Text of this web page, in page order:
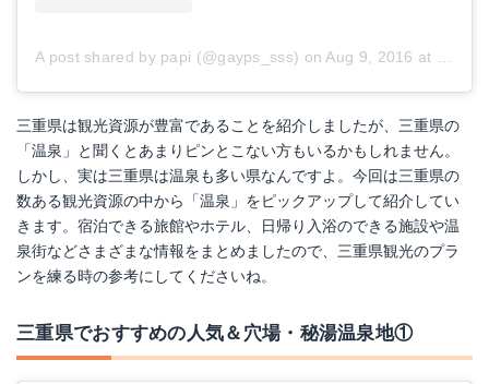
A post shared by papi (@gayps_sss) on Aug 9, 2016 at 5:04pm PDT
三重県は観光資源が豊富であることを紹介しましたが、三重県の
「温泉」と聞くとあまりピンとこない方もいるかもしれません。
しかし、実は三重県は温泉も多い県なんですよ。今回は三重県の
数ある観光資源の中から「温泉」をピックアップして紹介してい
きます。宿泊できる旅館やホテル、日帰り入浴のできる施設や温
泉街などさまざまな情報をまとめましたので、三重県観光のプラ
ンを練る時の参考にしてくださいね。
三重県でおすすめの人気＆穴場・秘湯温泉地①